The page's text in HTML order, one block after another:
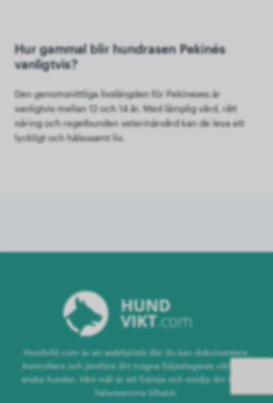
Hur gammal blir hundrasen Pekinés
vanligtvis?
Den genomsnittliga livslängden för Pekineses är
vanligtvis mellan 12 och 14 år. Med lämplig vård, rätt
näring och regelbunden veterinärvård kan de leva ett
lyckligt och hälsosamt liv.
Hundvikt.com är en webbplats där du kan dokumentera,
kontrollera och jämföra din trogna följeslagares vikt med
andra hundar. Vårt mål är att främja och stödja din hunds
hälsosamma tillväxt.